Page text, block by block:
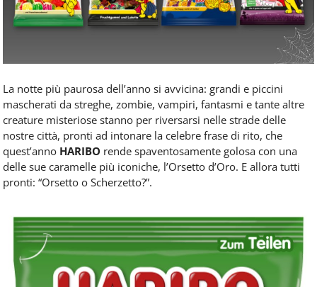
Horeca.
La notte più paurosa dell’anno si avvicina: grandi e piccini
mascherati da streghe, zombie, vampiri, fantasmi e tante altre
creature misteriose stanno per riversarsi nelle strade delle
nostre città, pronti ad intonare la celebre frase di rito, che
quest’anno HARIBO rende spaventosamente golosa con una
delle sue caramelle più iconiche, l’Orsetto d’Oro. E allora tutti
pronti: “Orsetto o Scherzetto?”.